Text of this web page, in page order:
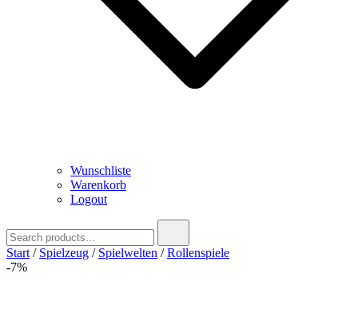
Wunschliste
Warenkorb
Logout
for:
Start / Spielzeug / Spielwelten /Rollenspiele
-7%